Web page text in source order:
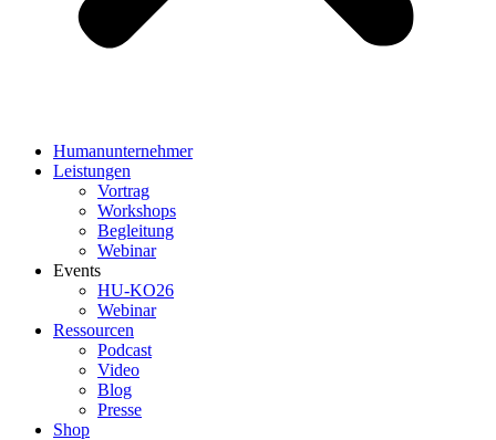
Humanunternehmer
Leistungen
Vortrag
Workshops
Begleitung
Webinar
Events
HU-KO26
Webinar
Ressourcen
Podcast
Video
Blog
Presse
Shop